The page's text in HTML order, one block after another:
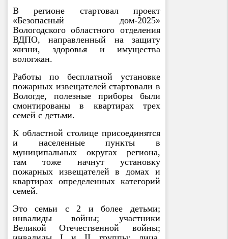
В регионе стартовал проект
«Безопасный дом-2025»
Вологодского областного отделения
ВДПО, направленный на защиту
жизни, здоровья и имущества
вологжан.
Работы по бесплатной установке
пожарных извещателей стартовали в
Вологде, полезные приборы были
смонтированы в квартирах трех
семей с детьми.
К областной столице присоединятся
и населенные пункты в
муниципальных округах региона,
там тоже начнут установку
пожарных извещателей в домах и
квартирах определенных категорий
семей.
Это семьи с 2 и более детьми;
инвалиды войны; участники
Великой Отечественной войны;